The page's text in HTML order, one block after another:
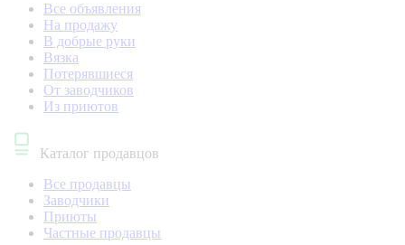
Все объявления
На продажу
В добрые руки
Вязка
Потерявшиеся
От заводчиков
Из приютов
Каталог продавцов
Все продавцы
Заводчики
Приюты
Частные продавцы